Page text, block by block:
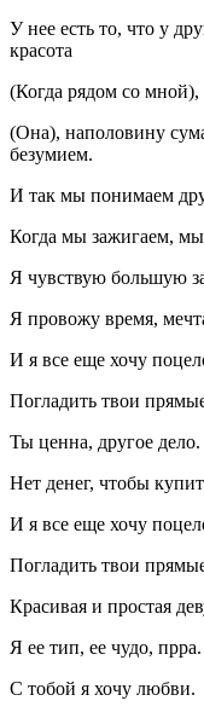
У нее есть то, что у
красота
(Когда рядом со
(Она), наполовину
безумием.
И так мы понимаем
Когда мы зажигаем,
Я чувствую большую
Я провожу время,
И я все еще хочу
Погладить твои
Ты ценна, другое дело.
Нет денег, чтобы
И я все еще хочу
Погладить твои
Красивая и простая
Я ее тип, ее чудо, прра.
С тобой я хочу любви.